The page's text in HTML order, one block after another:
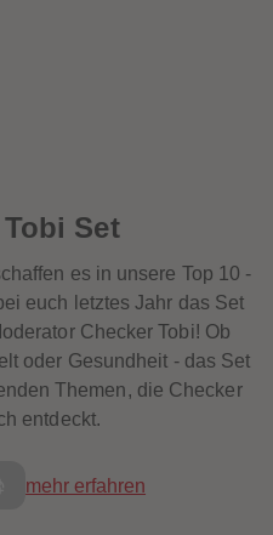
Set
es in unsere Top 10 -
euch letztes Jahr das Set
Checker Tobi! Ob
oder Gesundheit - das Set
Themen, die Checker
entdeckt.
mehr erfahren